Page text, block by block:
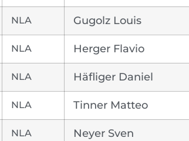
NLA Gugolz Louis
NLA Herger Flavio
NLA Häfliger Daniel
NLA Tinner Matteo
NLA Neyer Sven